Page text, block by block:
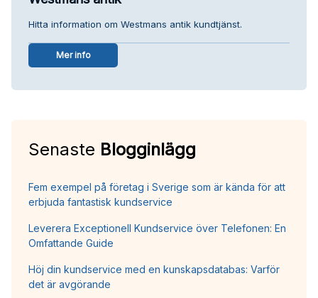
Hitta information om Westmans antik kundtjänst.
Mer info
Senaste Blogginlägg
Fem exempel på företag i Sverige som är kända för att
erbjuda fantastisk kundservice
Leverera Exceptionell Kundservice över Telefonen: En
Omfattande Guide
Höj din kundservice med en kunskapsdatabas: Varför
det är avgörande